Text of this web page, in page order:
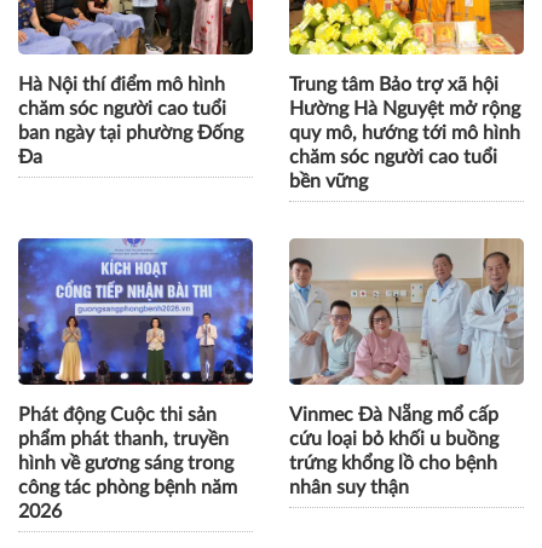
Hà Nội thí điểm mô hình
chăm sóc người cao tuổi
ban ngày tại phường Đống
Đa
Trung tâm Bảo trợ xã hội
Hường Hà Nguyệt mở rộng
quy mô, hướng tới mô hình
chăm sóc người cao tuổi
bền vững
Phát động Cuộc thi sản
phẩm phát thanh, truyền
hình về gương sáng trong
công tác phòng bệnh năm
2026
Vinmec Đà Nẵng mổ cấp
cứu loại bỏ khối u buồng
trứng khổng lồ cho bệnh
nhân suy thận